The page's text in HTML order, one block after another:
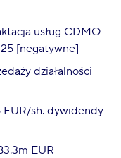
usług CDMO
[negatywne]
działalności
EUR/sh. dywidendy
EUR